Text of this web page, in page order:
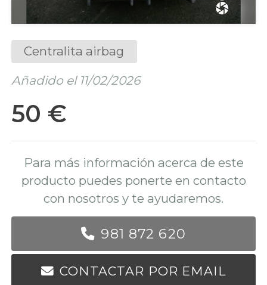
Centralita airbag
Añadido el 11/02/2026
50 €
Para más información acerca de este
producto puedes ponerte en contacto
con nosotros y te ayudaremos.
981 872 620
CONTACTAR POR EMAIL